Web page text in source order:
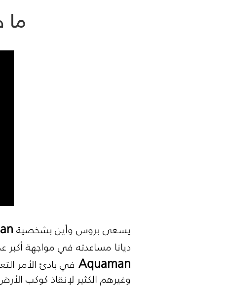
يسعى بروس وأين بشخصية
ديانا مساعدته في مواجهة
Aquaman في بادئ الأمر
وغيرهم الكثير لإنقاذ كوكب